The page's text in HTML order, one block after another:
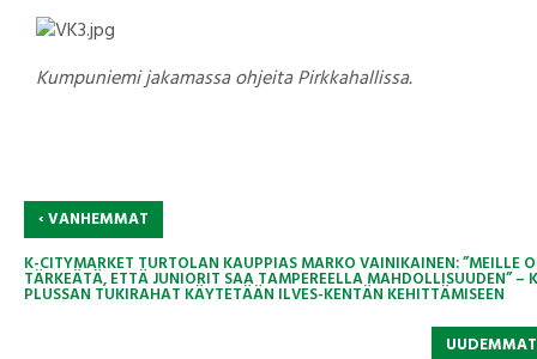
Kumpuniemi jakamassa ohjeita Pirkkahallissa.
‹VANHEMMAT
K-CITYMARKET TURTOLAN KAUPPIAS MARKO VAINIKAINEN: ”MEILLE
TÄRKEÄTÄ, ETTÄ JUNIORIT SAA TAMPEREELLA MAHDOLLISUUDEN” –
PLUSSAN TUKIRAHAT KÄYTETÄÄN ILVES-KENTÄN KEHITTÄMISEEN